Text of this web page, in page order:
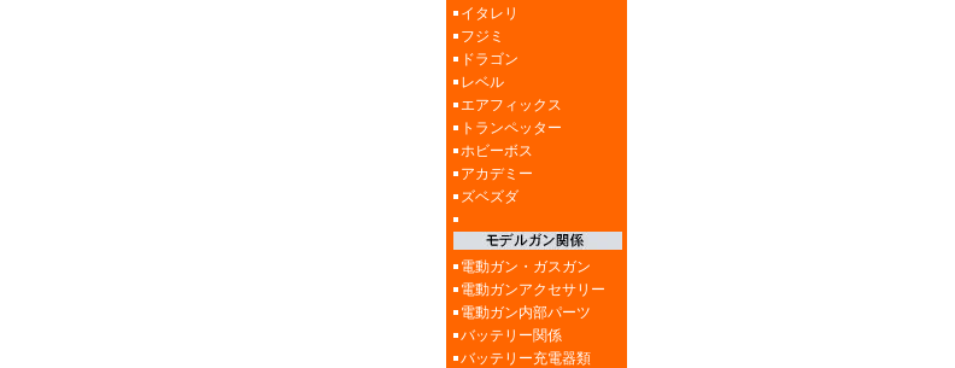
イタレリ
フジミ
ドラゴン
レベル
エアフィックス
トランペッター
ホビーボス
アカデミー
ズベズダ
電動ガン・ガスガン
電動ガンアクセサリー
電動ガン内部パーツ
バッテリー関係
バッテリー充電器類